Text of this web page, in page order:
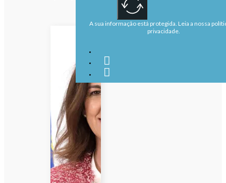
A sua informação está protegida. Leia a nossa
privacidade.